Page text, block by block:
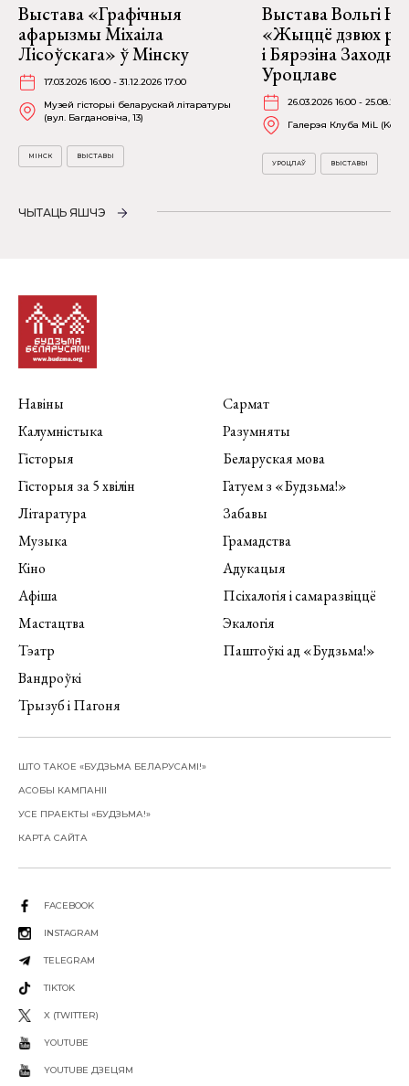
Выстава «Графічныя
афарызмы Міхаіла
Лісоўскага» ў Мінску
17.03.2026 16:00 - 31.12.2026 17:00
Музей гісторыі беларускай літаратуры
(вул. Багдановіча, 13)
МІНСК ВЫСТАВЫ
Выстава Вольгі
«Жыццё дзвюх
і Бярэзіна
Уроцлаве
26.03.2026 16:00 -
Галерэя Клуба MiL
УРОЦЛАЎ ВЫСТАВЫ
ЧЫТАЦЬ ЯШЧЭ
Навіны
Калумністыка
Гісторыя
Гісторыя за 5 хвілін
Літаратура
Музыка
Кіно
Афіша
Мастацтва
Тэатр
Вандроўкі
Трызуб і Пагоня
Сармат
Разумняты
Беларуская мова
Гатуем з «Будзьма!»
Забавы
Грамадства
Адукацыя
Псіхалогія і самаразвіццё
Экалогія
Паштоўкі ад «Будзьма!»
ШТО ТАКОЕ «БУДЗЬМА БЕЛАРУСАМІ!»
АСОБЫ КАМПАНІІ
УСЕ ПРАЕКТЫ «БУДЗЬМА!»
КАРТА САЙТА
FACEBOOK
INSTAGRAM
TELEGRAM
TIKTOK
X (TWITTER)
YOUTUBE
YOUTUBE ДЗЕЦЯМ